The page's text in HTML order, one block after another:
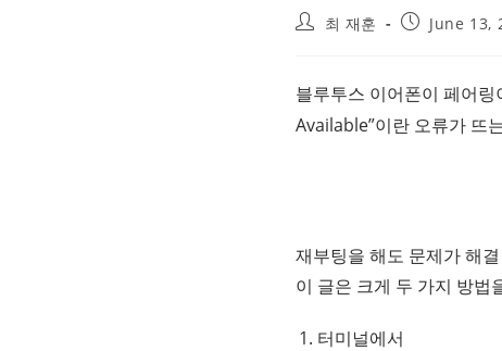
Post최 재훈
PostJune 13,
블루투스 이어폰이 페어링
Available”이란 오류가 뜨
재부팅을 해도 문제가 해
이 글은 크게 두 가지 방법
터미널에서